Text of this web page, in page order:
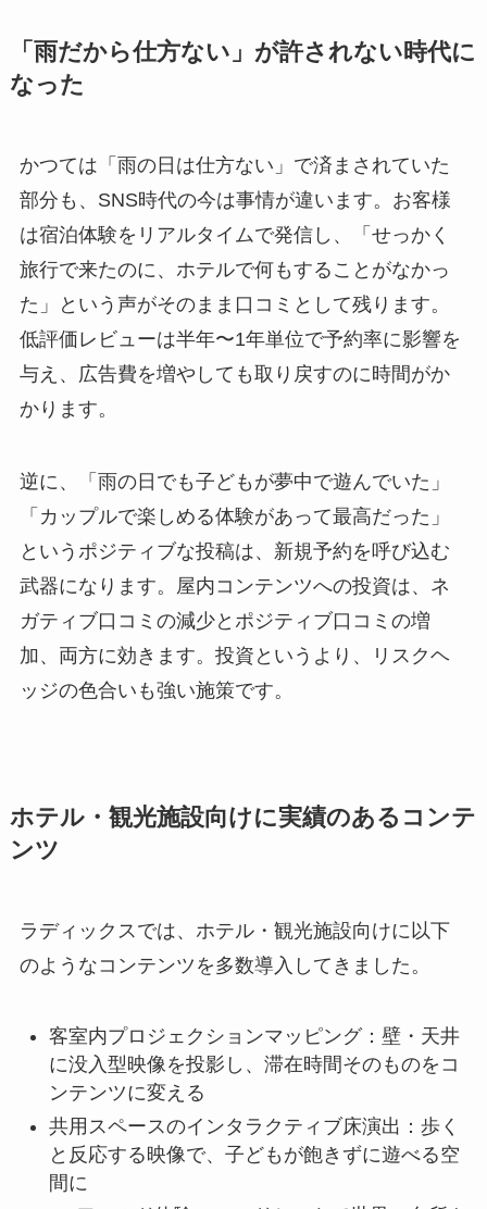
「雨だから仕方ない」が許されない時代に
なった
かつては「雨の日は仕方ない」で済まされていた
部分も、SNS時代の今は事情が違います。お客様
は宿泊体験をリアルタイムで発信し、「せっかく
旅行で来たのに、ホテルで何もすることがなかっ
た」という声がそのまま口コミとして残ります。
低評価レビューは半年〜1年単位で予約率に影響を
与え、広告費を増やしても取り戻すのに時間がか
かります。
逆に、「雨の日でも子どもが夢中で遊んでいた」
「カップルで楽しめる体験があって最高だった」
というポジティブな投稿は、新規予約を呼び込む
武器になります。屋内コンテンツへの投資は、ネ
ガティブ口コミの減少とポジティブ口コミの増
加、両方に効きます。投資というより、リスクヘ
ッジの色合いも強い施策です。
ホテル・観光施設向けに実績のあるコンテ
ンツ
ラディックスでは、ホテル・観光施設向けに以下
のようなコンテンツを多数導入してきました。
客室内プロジェクションマッピング：壁・天井
に没入型映像を投影し、滞在時間そのものをコ
ンテンツに変える
共用スペースのインタラクティブ床演出：歩く
と反応する映像で、子どもが飽きずに遊べる空
間に